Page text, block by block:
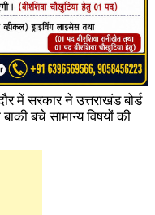
में सरकार ने उत्तराखंड बोर्ड
बचे सामान्य विषयों की